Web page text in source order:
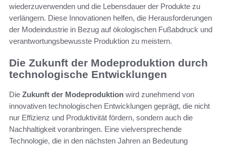
wiederzuverwenden und die Lebensdauer der Produkte zu
verlängern. Diese Innovationen helfen, die Herausforderungen
der Modeindustrie in Bezug auf ökologischen Fußabdruck und
verantwortungsbewusste Produktion zu meistern.
Die Zukunft der Modeproduktion durch
technologische Entwicklungen
Die Zukunft der Modeproduktion wird zunehmend von
innovativen technologischen Entwicklungen geprägt, die nicht
nur Effizienz und Produktivität fördern, sondern auch die
Nachhaltigkeit voranbringen. Eine vielversprechende
Technologie, die in den nächsten Jahren an Bedeutung